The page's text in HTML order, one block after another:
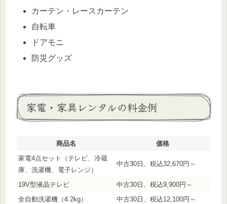
カーテン・レースカーテン
自転車
ドアモニ
防災グッズ
家電・家具レンタルの料金例
商品名
価格
家電4点セット（テレビ、冷蔵
庫、洗濯機、電子レンジ）
中古30日、税込32,670円～
19V型液晶テレビ
中古30日、税込9,900円～
全自動洗濯機（4.2kg）
中古30日、税込12,100円～